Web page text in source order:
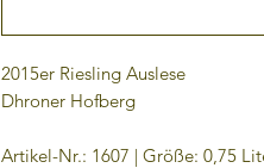
2015er Riesling Auslese
Dhroner Hofberg
Artikel-Nr.: 1607 | Größe: 0,75